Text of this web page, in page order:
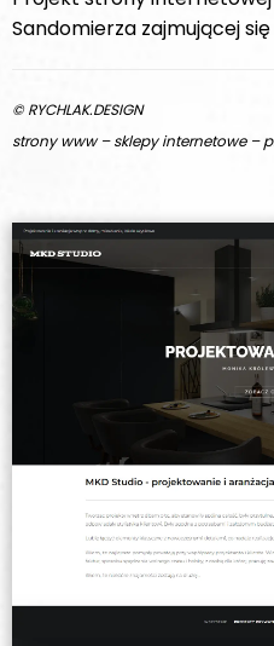
Sandomierza zajmującej
© RYCHLAK.DESIGN
strony www – sklepy internetowe –